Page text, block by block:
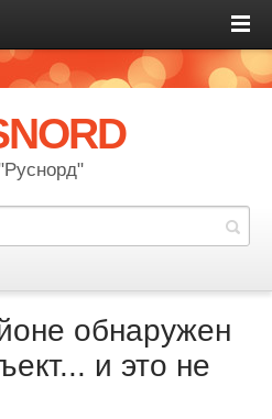
обнаружен
и это не